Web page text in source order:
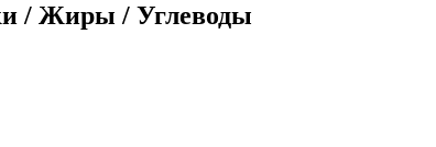
/ Жиры / Углеводы